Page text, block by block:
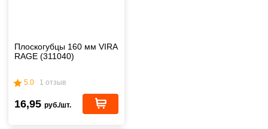
Плоскогубцы 160 мм VIRA
RAGE (311040)
5.0 1 отзыв
16,95 руб./шт.